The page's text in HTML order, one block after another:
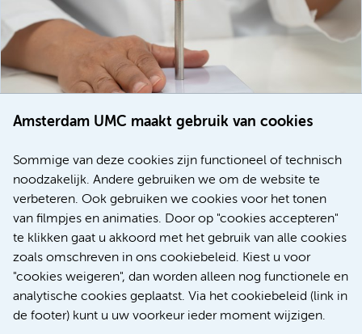
Amsterdam UMC maakt gebruik van cookies
Sommige van deze cookies zijn functioneel of technisch
noodzakelijk. Andere gebruiken we om de website te
verbeteren. Ook gebruiken we cookies voor het tonen
van filmpjes en animaties. Door op "cookies accepteren"
te klikken gaat u akkoord met het gebruik van alle cookies
zoals omschreven in ons cookiebeleid. Kiest u voor
"cookies weigeren", dan worden alleen nog functionele en
analytische cookies geplaatst. Via het cookiebeleid (link in
de footer) kunt u uw voorkeur ieder moment wijzigen.
voor patiënten met alvleesklierkanker verbeteren
Kanker Internationaal
Meer